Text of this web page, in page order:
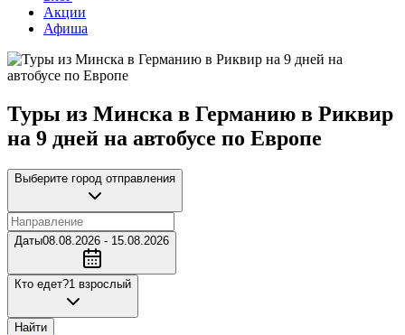
Акции
Афиша
Туры из Минска в Германию в Риквир
на 9 дней на автобусе по Европе
Выберите город отправления
Даты08.08.2026 - 15.08.2026
Кто едет?1 взрослый
Найти